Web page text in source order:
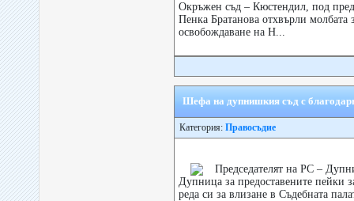
Окръжен съд – Кюстендил, под
Пенка Братанова отхвърли молбата
освобождаване на Н...
Шефа на дупнишкия съд с
Категория: Правосъдие
Председателят на РС –
Дупница за предоставените пейки
реда си за влизане в Съдебната